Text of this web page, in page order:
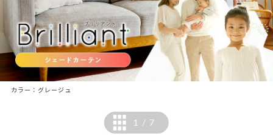
カラー：グレージュ
1 / 7